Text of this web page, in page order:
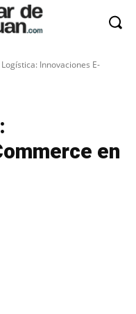
Innovaciones E-
en